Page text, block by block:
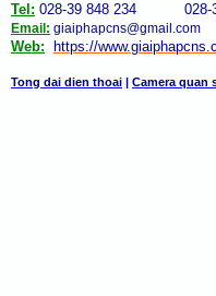
Tel: 028-39 848 234 028-
Email: giaiphapcns@gmail.com
Web: https://www.giaiphapcns
Tong dai dien thoai | Camera quan